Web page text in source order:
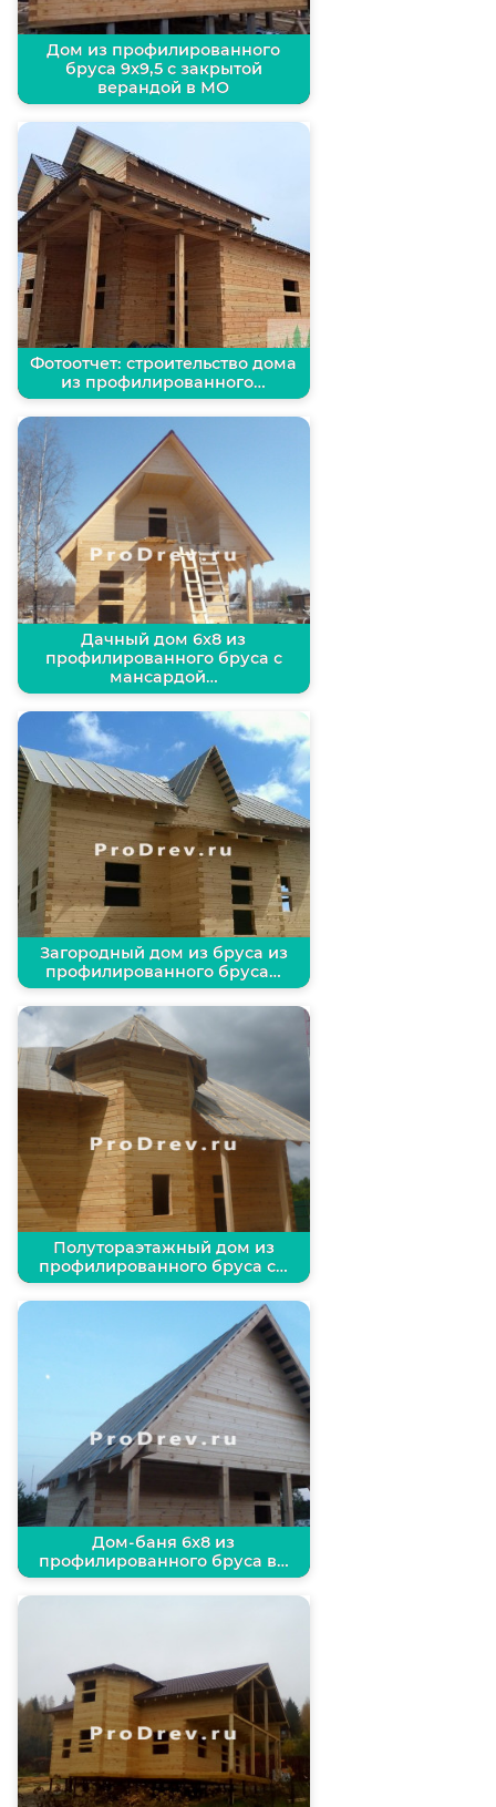
Дом из профилированного
бруса 9х9,5 с закрытой
верандой в МО
Фотоотчет: строительство дома
из профилированного…
Дачный дом 6х8 из
профилированного бруса с
мансардой…
Загородный дом из бруса из
профилированного бруса…
Полутораэтажный дом из
профилированного бруса с…
Дом-баня 6х8 из
профилированного бруса в…